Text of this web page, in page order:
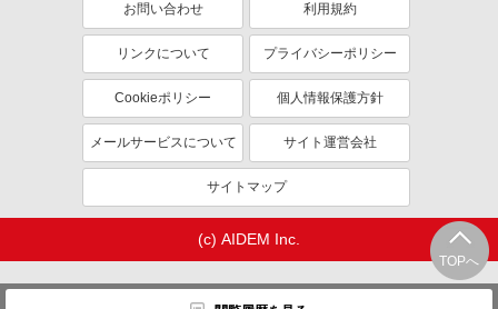
TOPへ
お問い合わせ 利用規約
リンクについて プライバシーポリシー
Cookieポリシー 個人情報保護方針
メールサービスについて サイト運営会社
サイトマップ
(c) AIDEM Inc.